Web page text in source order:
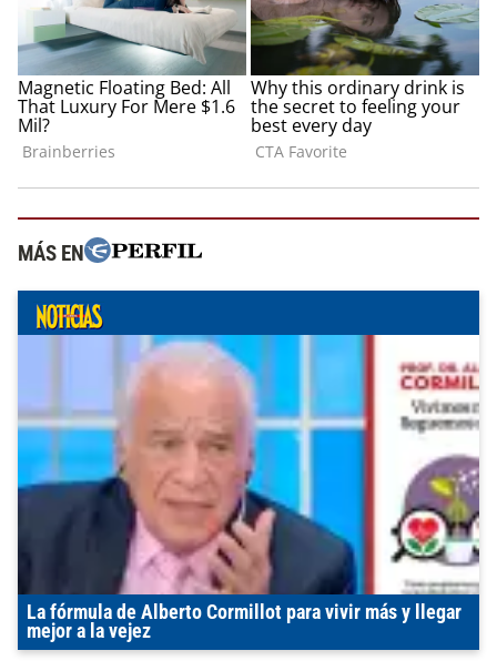
MÁS EN
La fórmula de Alberto Cormillot para vivir más y llegar
mejor a la vejez